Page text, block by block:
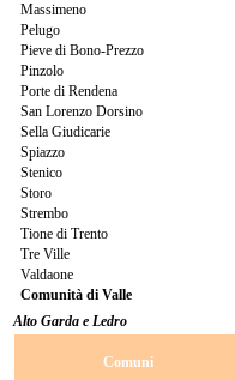
Massimeno
Pelugo
Pieve di Bono-Prezzo
Pinzolo
Porte di Rendena
San Lorenzo Dorsino
Sella Giudicarie
Spiazzo
Stenico
Storo
Strembo
Tione di Trento
Tre Ville
Valdaone
Comunità di Valle
Alto Garda e Ledro
Comuni